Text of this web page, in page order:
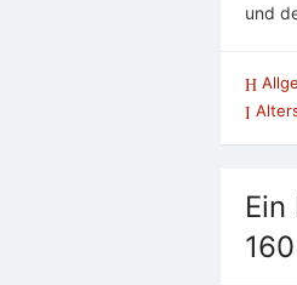
und